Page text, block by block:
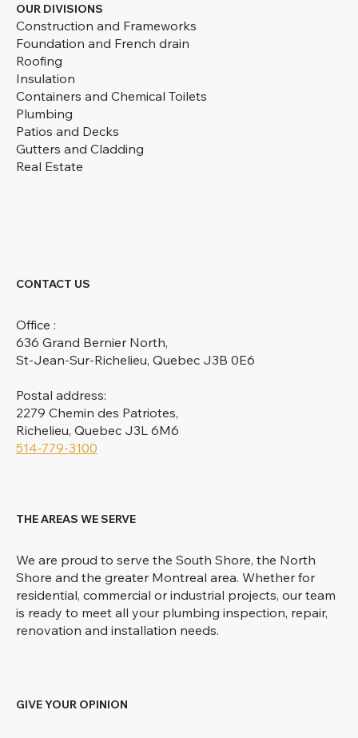
OUR DIVISIONS
Construction and Frameworks
Foundation and French drain
Roofing
Insulation
Containers and Chemical Toilets
Plumbing
Patios and Decks
Gutters and Cladding
Real Estate
CONTACT US
Office :
636 Grand Bernier North,
St-Jean-Sur-Richelieu, Quebec J3B 0E6
Postal address:
2279 Chemin des Patriotes,
Richelieu, Quebec J3L 6M6
514-779-3100
THE AREAS WE SERVE
We are proud to serve the South Shore, the North
Shore and the greater Montreal area. Whether for
residential, commercial or industrial projects, our team
is ready to meet all your plumbing inspection, repair,
renovation and installation needs.
GIVE YOUR OPINION